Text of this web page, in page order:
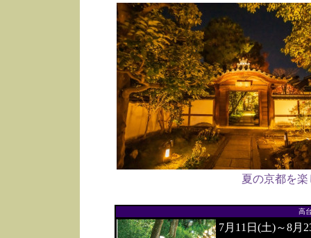
夏の京都を
高
7月11日(土)～8月